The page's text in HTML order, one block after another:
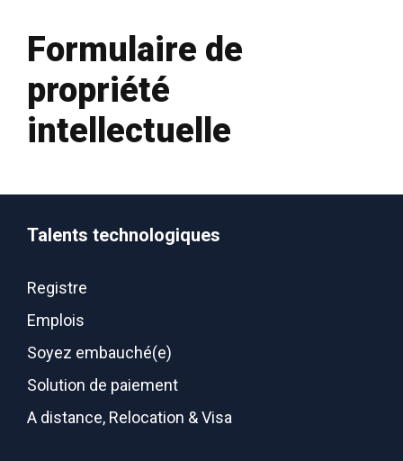
Formulaire de
propriété
intellectuelle
Talents technologiques
Registre
Emplois
Soyez embauché(e)
Solution de paiement
A distance, Relocation & Visa